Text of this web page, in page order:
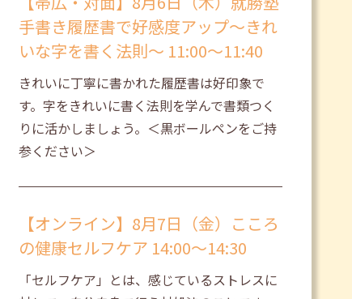
手書き履歴書で好感度アップ～きれ
いな字を書く法則～ 11:00～11:40
きれいに丁寧に書かれた履歴書は好印象で
す。字をきれいに書く法則を学んで書類つく
りに活かしましょう。＜黒ボールペンをご持
参ください＞
【オンライン】8月7日（金）こころ
の健康セルフケア 14:00～14:30
「セルフケア」とは、感じているストレスに